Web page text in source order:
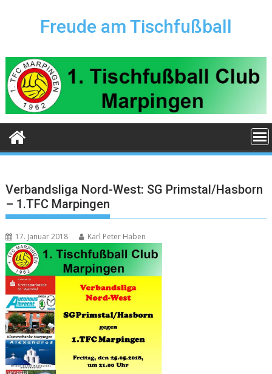
Freude am Tischfußball
Verbandsliga Nord-West: SG Primstal/Hasborn
– 1.TFC Marpingen
17. Januar 2018 Karl Peter Haben